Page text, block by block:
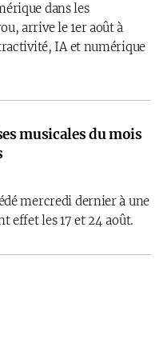
dans les
arrive le 1er août à
IA et numérique
musicales du mois
mercredi dernier à une
effet les 17 et 24 août.